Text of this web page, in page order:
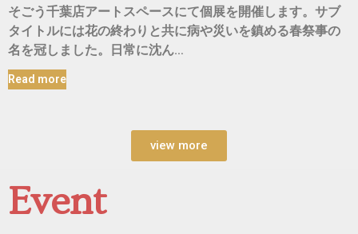
そごう千葉店アートスペースにて個展を開催します。サブ
タイトルには花の終わりと共に病や災いを鎮める春祭事の
名を冠しました。日常に沈ん…
Read more
view more
Event